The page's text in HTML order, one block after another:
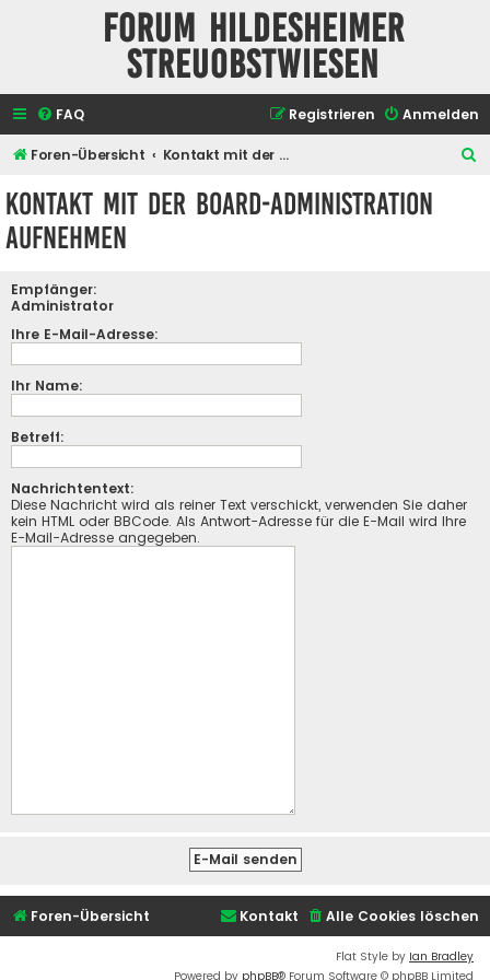
Forum Hildesheimer
Streuobstwiesen
FAQ Anmelden
Registrieren
Foren-Übersicht Kontakt mit der Board-Administration aufnehmen
Kontakt mit der Board-Administration
aufnehmen
Empfänger:
Administrator
Ihre E-Mail-Adresse:
Ihr Name:
Betreff:
Nachrichtentext:
Diese Nachricht wird als reiner Text verschickt, verwenden Sie daher
kein HTML oder BBCode. Als Antwort-Adresse für die E-Mail wird Ihre
E-Mail-Adresse angegeben.
Foren-Übersicht Alle Cookies löschen
Kontakt
Flat Style by Ian Bradley
Powered by phpBB® Forum Software © phpBB Limited